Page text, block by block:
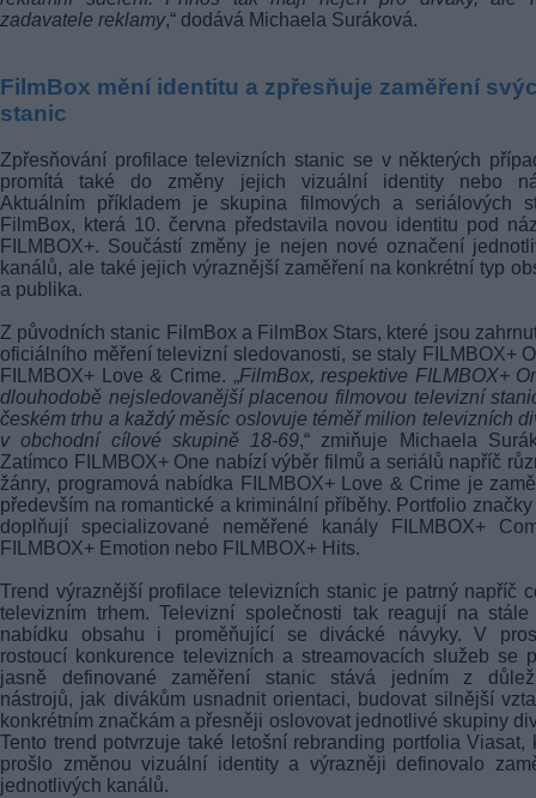
zadavatele reklamy,“ dodává Michaela Suráková.
FilmBox mění identitu a zpřesňuje zaměření
stanic
Zpřesňování profilace televizních stanic se v některých
promítá také do změny jejich vizuální identity nebo
Aktuálním příkladem je skupina filmových a seriálových
FilmBox, která 10. června představila novou identitu pod
FILMBOX+. Součástí změny je nejen nové označení
kanálů, ale také jejich výraznější zaměření na konkrétní typ
a publika.
Z původních stanic FilmBox a FilmBox Stars, které jsou
oficiálního měření televizní sledovanosti, se staly FILMBOX+
FILMBOX+ Love & Crime. „FilmBox, respektive FILMBOX+
dlouhodobě nejsledovanější placenou filmovou televizní
českém trhu a každý měsíc oslovuje téměř milion televizních
v obchodní cílové skupině 18-69,“ zmiňuje Michaela
Zatímco FILMBOX+ One nabízí výběr filmů a seriálů napříč
žánry, programová nabídka FILMBOX+ Love & Crime je
především na romantické a kriminální příběhy. Portfolio
doplňují specializované neměřené kanály FILMBOX+
FILMBOX+ Emotion nebo FILMBOX+ Hits.
Trend výraznější profilace televizních stanic je patrný napříč
televizním trhem. Televizní společnosti tak reagují na stále
nabídku obsahu i proměňující se divácké návyky. V
rostoucí konkurence televizních a streamovacích služeb se
jasně definované zaměření stanic stává jedním z
nástrojů, jak divákům usnadnit orientaci, budovat silnější
konkrétním značkám a přesněji oslovovat jednotlivé skupiny
Tento trend potvrzuje také letošní rebranding portfolia Viasat,
prošlo změnou vizuální identity a výrazněji definovalo
jednotlivých kanálů.